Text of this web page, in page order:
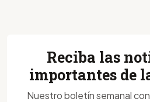
Reciba las
importantes de
Nuestro boletín semanal